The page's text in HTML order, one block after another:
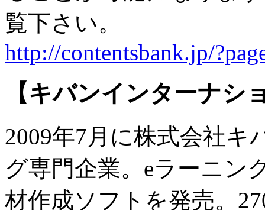
覧下さい。
http://contentsbank.jp/
【キバンインターナシ
2009年7月に株式会社キ
グ専門企業。eラーニン
材作成ソフトを発売。